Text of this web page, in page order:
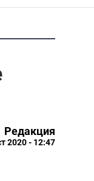
Редакция
2020 - 12:47